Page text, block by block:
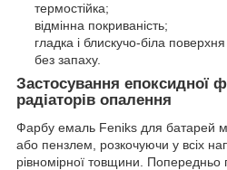
термостійка;
відмінна покриваність;
гладка і блискучо-біла
без запаху.
Застосування епоксидної
радіаторів опалення
Фарбу емаль Feniks для батарей
або пензлем, розкочуючи у всіх
рівномірної товщини. Попередньо